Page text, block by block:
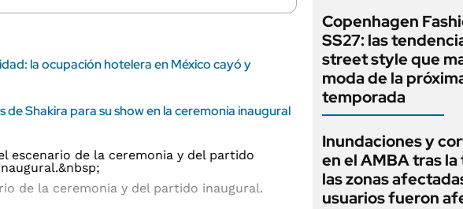
la ocupación hotelera en México cayó y
de Shakira para su show en la ceremonia inaugural
de la ceremonia y del partido inaugural.
Copenhagen
SS27: las
street style que
moda de la
temporada
Inundaciones y
en el AMBA tras
las zonas
usuarios fueron